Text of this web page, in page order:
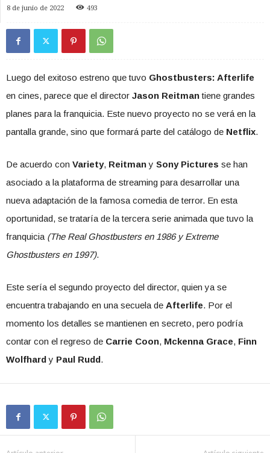
8 de junio de 2022 493
Luego del exitoso estreno que tuvo Ghostbusters: Afterlife
en cines, parece que el director Jason Reitmantiene grandes
planes para la franquicia. Este nuevo proyecto no se verá en la
pantalla grande, sino que formará parte del catálogo de Netflix.
De acuerdo con Variety, Reitmany Sony Pictures se han
asociado a la plataforma de streaming para desarrollar una
nueva adaptación de la famosa comedia de terror. En esta
oportunidad, se trataría de la tercera serie animada que tuvo la
franquicia (The Real Ghostbusters en 1986 y Extreme
Ghostbusters en 1997).
Este sería el segundo proyecto del director, quien ya se
encuentra trabajando en una secuela de Afterlife. Por el
momento los detalles se mantienen en secreto, pero podría
contar con el regreso de Carrie Coon, Mckenna Grace, Finn
Wolfhardy Paul Rudd.